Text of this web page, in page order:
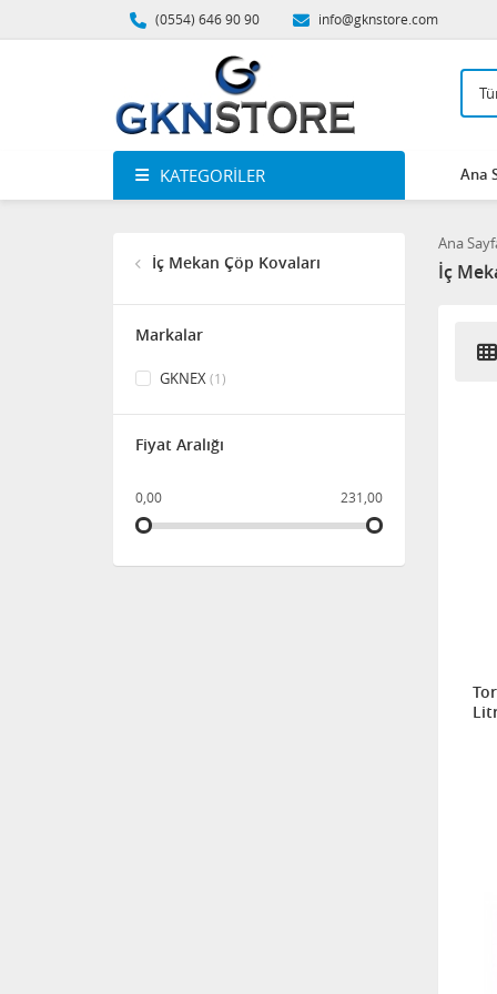
(0554) 646 90 90 info@gknstore.com
KATEGORILER Ana
İç Mekan Çöp Kovaları
Markalar
GKNEX(1)
Fiyat Aralığı
0,00 231,00
Ana
İç